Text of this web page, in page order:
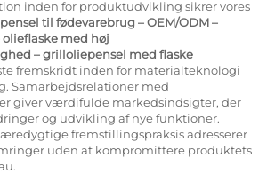
inden for produktudvikling sikrer vores
til fødevarebrug – OEM/ODM –
med høj
– grilloliepensel med flaske
fremskridt inden for materialteknologi
Samarbejdsrelationer med
giver værdifulde markedsindsigter, der
og udvikling af nye funktioner.
fremstillingspraksis adresserer
uden at kompromittere produktets